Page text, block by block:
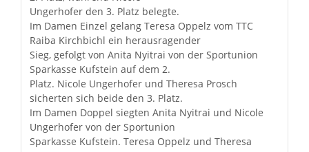
Ungerhofer den 3. Platz belegte.
Im Damen Einzel gelang Teresa Oppelz vom TTC
Raiba Kirchbichl ein herausragender
Sieg, gefolgt von Anita Nyitrai von der Sportunion
Sparkasse Kufstein auf dem 2.
Platz. Nicole Ungerhofer und Theresa Prosch
sicherten sich beide den 3. Platz.
Im Damen Doppel siegten Anita Nyitrai und Nicole
Ungerhofer von der Sportunion
Sparkasse Kufstein. Teresa Oppelz und Theresa